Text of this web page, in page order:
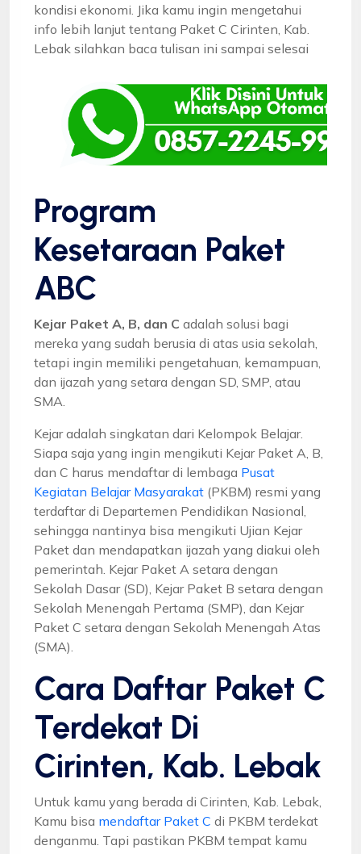
kondisi ekonomi. Jika kamu ingin mengetahui
info lebih lanjut tentang Paket C Cirinten, Kab.
Lebak silahkan baca tulisan ini sampai selesai
Program
Kesetaraan Paket
ABC
Kejar Paket A, B, dan C adalah solusi bagi
mereka yang sudah berusia di atas usia sekolah,
tetapi ingin memiliki pengetahuan, kemampuan,
dan ijazah yang setara dengan SD, SMP, atau
SMA.
Kejar adalah singkatan dari Kelompok Belajar.
Siapa saja yang ingin mengikuti Kejar Paket A, B,
dan C harus mendaftar di lembaga Pusat
Kegiatan Belajar Masyarakat (PKBM) resmi yang
terdaftar di Departemen Pendidikan Nasional,
sehingga nantinya bisa mengikuti Ujian Kejar
Paket dan mendapatkan ijazah yang diakui oleh
pemerintah. Kejar Paket A setara dengan
Sekolah Dasar (SD), Kejar Paket B setara dengan
Sekolah Menengah Pertama (SMP), dan Kejar
Paket C setara dengan Sekolah Menengah Atas
(SMA).
Cara Daftar Paket C
Terdekat Di
Cirinten, Kab. Lebak
Untuk kamu yang berada di Cirinten, Kab. Lebak,
Kamu bisa mendaftar Paket C di PKBM terdekat
denganmu. Tapi pastikan PKBM tempat kamu